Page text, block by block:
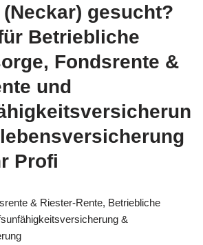
gesucht?
Betriebliche
Fondsrente &
und
Profi
& Riester-Rente, Betriebliche
&